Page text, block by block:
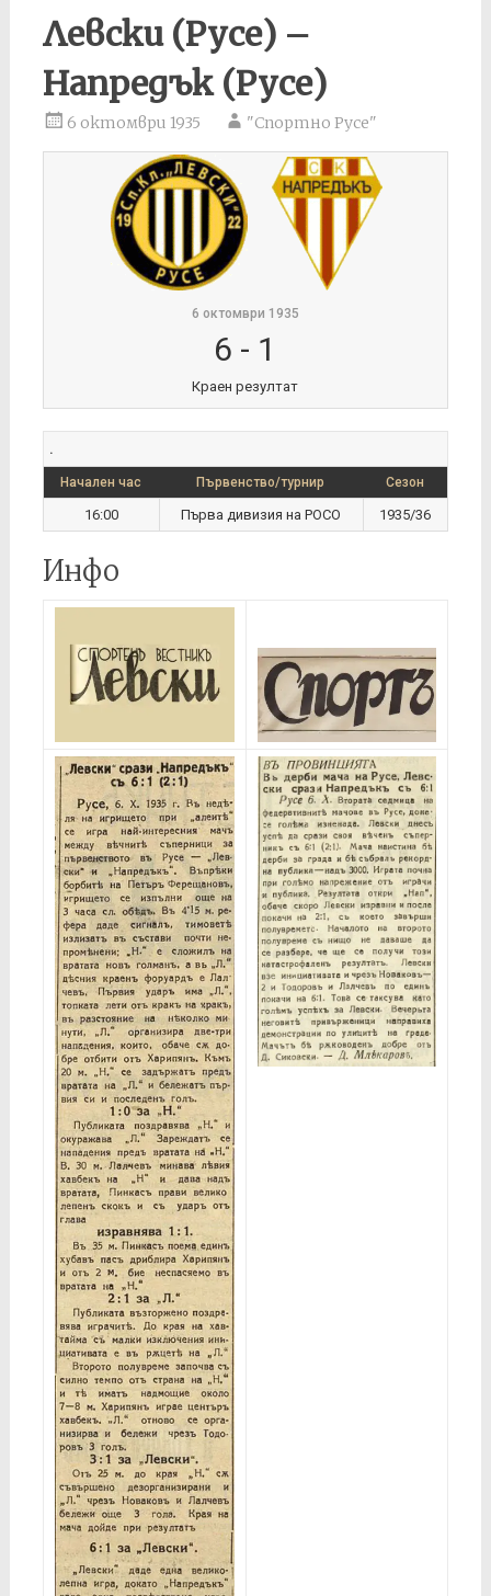
Левски (Русе) –
Напредък (Русе)
6 октомври 1935 "Спортно Русе"
6 октомври 1935
6 - 1
Краен резултат
.
Начален час Първенство/турнир Сезон
16:00 Първа дивизия на РОСО 1935/36
Инфо